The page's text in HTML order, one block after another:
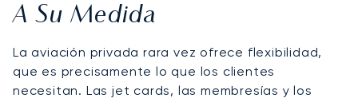
A Su Medida
La aviación privada rara vez ofrece flexibilidad,
que es precisamente lo que los clientes
necesitan. Las jet cards, las membresías y los